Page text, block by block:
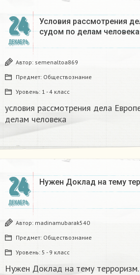
24
ДЕКАБРЬ
Условия рассмотрения
судом по делам человека
Автор: semenaltoa869
Предмет: Обществознание
Уровень: 1 - 4 класс
условия рассмотрения дела
делам человека
24
ДЕКАБРЬ
Нужен Доклад на тему
Автор: madinamubarak540
Предмет: Обществознание
Уровень: 5 - 9 класс
Нужен Доклад на тему терроризм.